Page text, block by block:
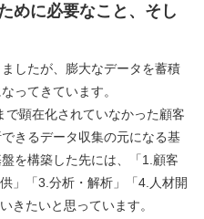
めに必要なこと、そし
したが、膨大なデータを蓄積
ってきています。
顕在化されていなかった顧客
きるデータ収集の元になる基
を構築した先には、「1.顧客
」「3.分析・解析」「4.人材開
きたいと思っています。